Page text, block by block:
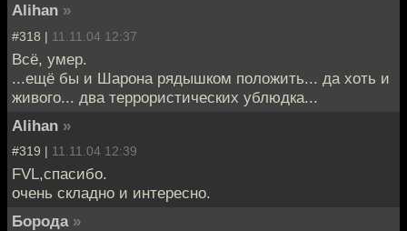
Alihan »
#318 | 11.11.04 12:37
Всё, умер.
...ещё бы и Шарона рядышком положить... да хоть и
живого... два террористических ублюдка...
Alihan »
#319 | 11.11.04 12:39
FVL,cпасибо.
очень складно и интересно.
Борода »